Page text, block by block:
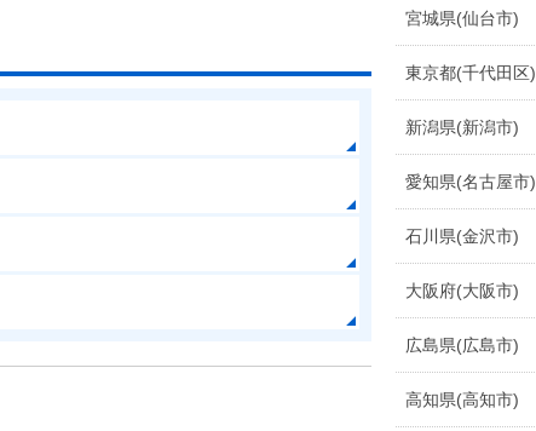
宮城県(仙台市)
東京都(千代田区)
新潟県(新潟市)
愛知県(名古屋市)
石川県(金沢市)
大阪府(大阪市)
広島県(広島市)
高知県(高知市)